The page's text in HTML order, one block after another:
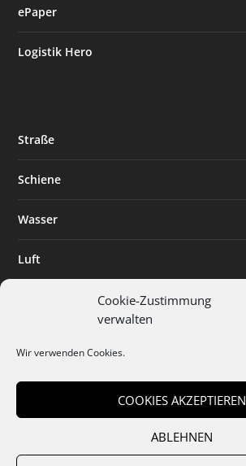
Cookie-Zustimmung
verwalten
Wir verwenden Cookies.
COOKIES AKZEPTIEREN
ABLEHNEN
ePaper
Logistik Hero
Straße
Schiene
Wasser
Luft
Digitalisierung